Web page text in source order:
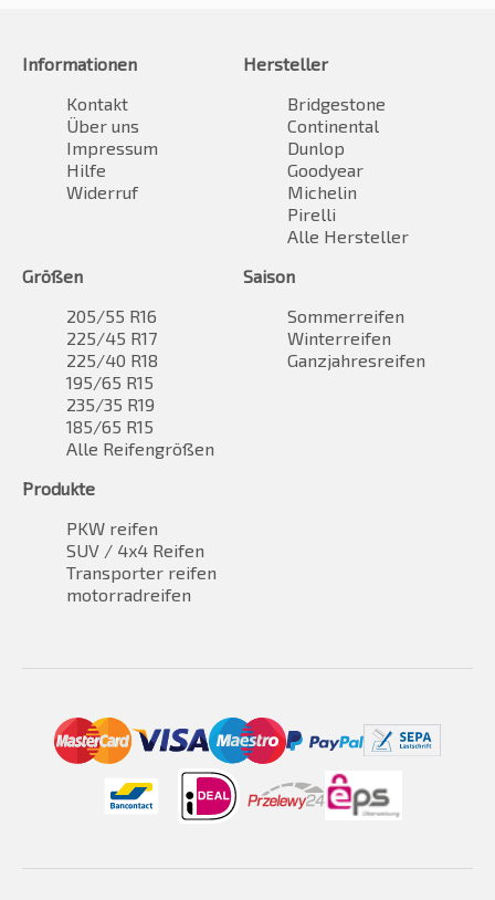
Informationen
Kontakt
Über uns
Impressum
Hilfe
Widerruf
Hersteller
Bridgestone
Continental
Dunlop
Goodyear
Michelin
Pirelli
Alle Hersteller
Größen
205/55 R16
225/45 R17
225/40 R18
195/65 R15
235/35 R19
185/65 R15
Alle Reifengrößen
Saison
Sommerreifen
Winterreifen
Ganzjahresreifen
Produkte
PKW reifen
SUV / 4x4 Reifen
Transporter reifen
motorradreifen